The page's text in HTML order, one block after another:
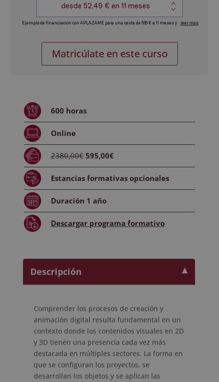
en
Autentificado
Notario
Matricúlate en este curso
600 horas
Online
2380,00€ 595,00€
Estancias formativasopcionales
Duración 1 año
Descargar programa formativo
Descripción
Comprender los procesos de creación y
animación digital resulta fundamental en un
contexto donde los contenidos visuales en 2D
y 3D tienen una presencia cada vez más
destacada en múltiples sectores. La forma en
que se configuran los proyectos, se
desarrollan los objetos y se aplican las